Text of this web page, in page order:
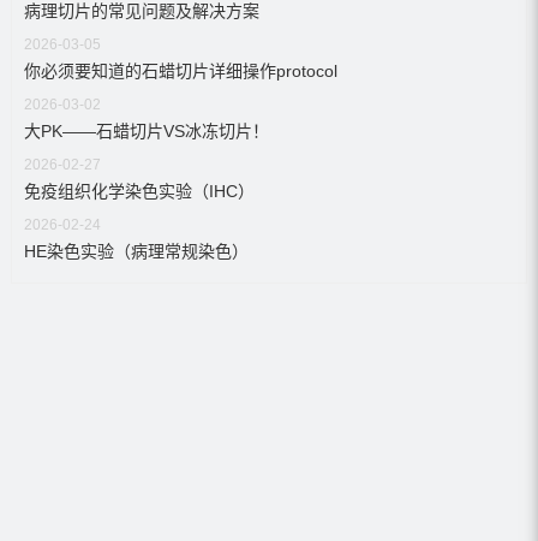
病理切片的常见问题及解决方案
2026-03-05
你必须要知道的石蜡切片详细操作protocol
2026-03-02
大PK——石蜡切片VS冰冻切片！
2026-02-27
免疫组织化学染色实验（IHC）
2026-02-24
HE染色实验（病理常规染色）